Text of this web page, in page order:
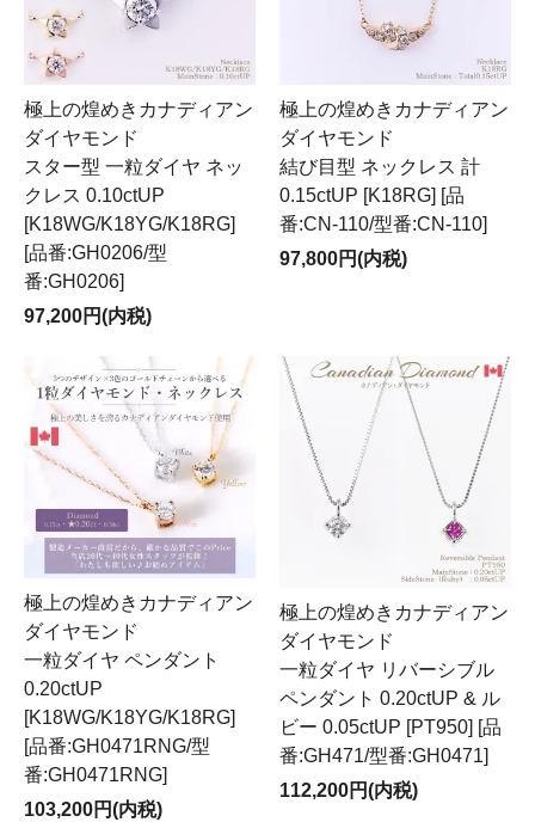
極上の煌めきカナディアン
ダイヤモンド
スター型 一粒ダイヤ ネッ
クレス 0.10ctUP
[K18WG/K18YG/K18RG]
[品番:GH0206/型
番:GH0206]
97,200円(内税)
極上の煌めきカナディアン
ダイヤモンド
結び目型 ネックレス 計
0.15ctUP [K18RG] [品
番:CN-110/型番:CN-110]
97,800円(内税)
極上の煌めきカナディアン
ダイヤモンド
一粒ダイヤ ペンダント
0.20ctUP
[K18WG/K18YG/K18RG]
[品番:GH0471RNG/型
番:GH0471RNG]
103,200円(内税)
極上の煌めきカナディアン
ダイヤモンド
一粒ダイヤ リバーシブル
ペンダント 0.20ctUP & ル
ビー 0.05ctUP [PT950] [品
番:GH471/型番:GH0471]
112,200円(内税)